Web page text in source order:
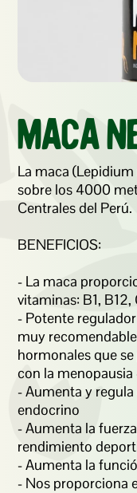
Maca
La maca
sobre los 4000
Centrales del Perú.
BENEFICIOS:
- La maca
vitaminas: B1, B12,
- Potente
muy
hormonales que
con la menopausia
- Aumenta y
endocrino
- Aumenta la
rendimiento
- Aumenta la
- Nos proporciona